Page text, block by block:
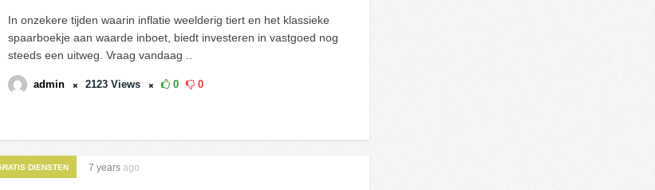
In onzekere tijden waarin inflatie weelderig tiert en het klassieke
spaarboekje aan waarde inboet, biedt investeren in vastgoed nog
steeds een uitweg. Vraag vandaag ..
admin 2123 Views 0 0
DIENSTEN 7 years ago